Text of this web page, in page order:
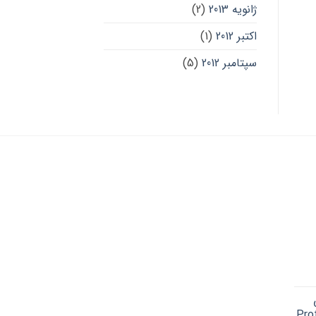
ژانویه 2013
(2)
اکتبر 2012
(1)
سپتامبر 2012
(5)